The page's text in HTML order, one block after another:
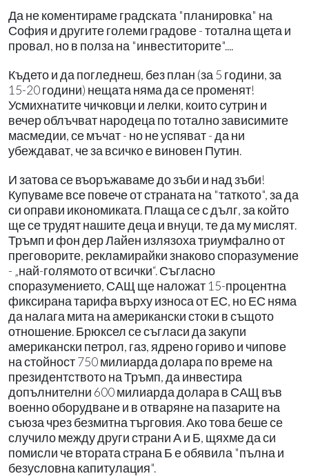
Да не коментираме градската "планировка" на
София и другите големи градове - тотална щета и
провал, но в полза на "инвеститорите"....
Където и да погледнеш, без план (за 5 години, за
15-20 години) нещата няма да се променят!
Усмихнатите чичковци и лелки, които сутрин и
вечер облъчват народеца по тотално зависимите
масмедии, се мъчат - но не успяват - да ни
убеждават, че за всичко е виновен Путин.
И затова се въоръжаваме до зъби и над зъби!
Купуваме все повече от страната на "таткото", за да
си оправи икономиката. Плаща се с дълг, за който
ще се трудят нашите деца и внуци, те да му мислят.
Тръмп и фон дер Лайен излязоха триумфално от
преговорите, рекламирайки знаково споразумение
- „най-голямото от всички“. Съгласно
споразумението, САЩ ще наложат 15-процентна
фиксирана тарифа върху износа от ЕС, но ЕС няма
да налага мита на американски стоки в същото
отношение. Брюксел се съгласи да закупи
американски петрол, газ, ядрено гориво и чипове
на стойност 750 милиарда долара по време на
президентството на Тръмп, да инвестира
допълнителни 600 милиарда долара в САЩ във
военно оборудване и в отваряне на пазарите на
съюза чрез безмитна търговия. Ако това беше се
случило между други страни А и Б, щяхме да си
помисли че втората страна Б е обявила "пълна и
безусловна капитулация".